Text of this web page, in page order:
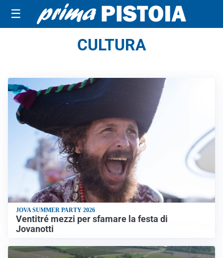
☰
CULTURA
JOVA SUMMER PARTY 2026
Ventitré mezzi per sfamare la festa di
Jovanotti